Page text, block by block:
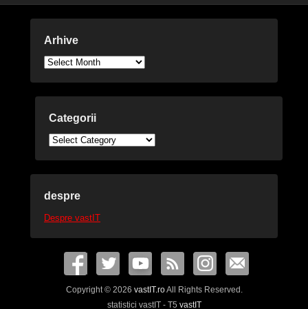
Arhive
Arhive
Categorii
Categorii
despre
Despre vastIT
Copyright © 2026 vastIT.roAll Rights Reserved.
statistici vastIT - T5 vastIT